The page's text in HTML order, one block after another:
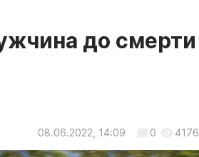
до смерти
08.06.2022, 14:09 0 4176